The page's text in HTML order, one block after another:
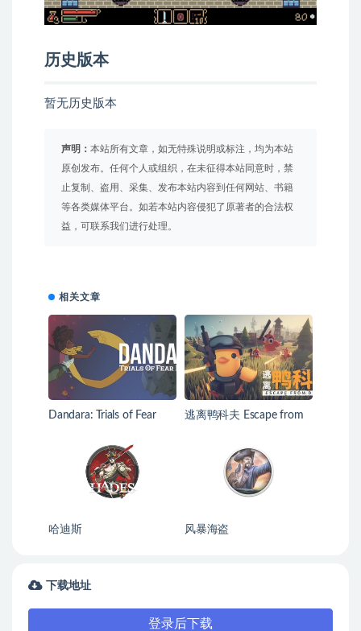
历史版本
暂无历史版本
声明： 本站所有文章，如无特殊说明或标注，均为本站
原创发布。任何个人或组织，在未征得本站同意时，禁
止复制、盗用、采集、发布本站内容到任何网站、书籍
等各类媒体平台。如若本站内容侵犯了原著者的合法权
益，可联系我们进行处理。
相关文章
Dandara: Trials of Fear
逃离鸭科夫 Escape from
哈迪斯 风暴海盗
下载地址
登录后下载